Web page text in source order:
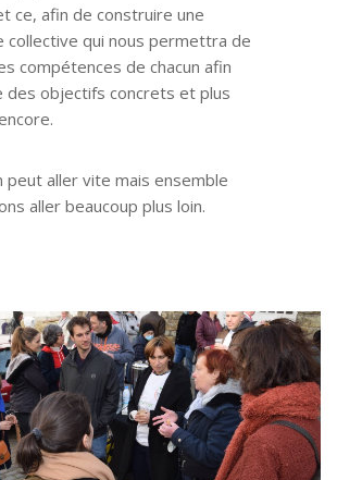
ce, afin de construire une
collective qui nous permettra de
compétences de chacun afin
des objectifs concrets et plus
peut aller vite mais ensemble
aller beaucoup plus loin.